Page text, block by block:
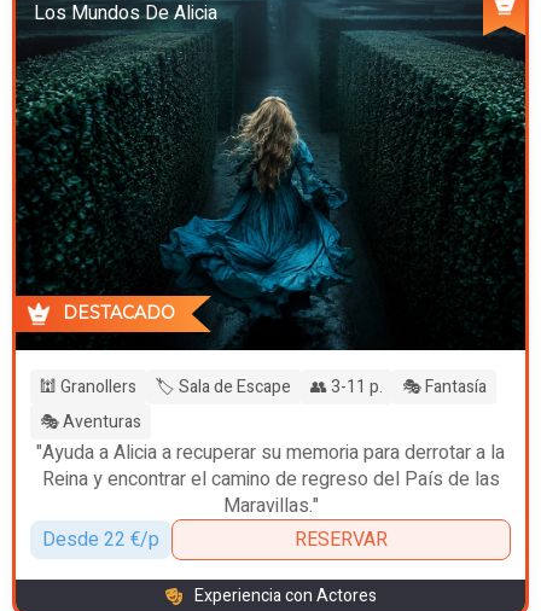
Los Mundos De Alicia
DESTACADO
🕍 Granollers 🏷️ Sala de Escape 👥 3-11 p.
🎭 Fantasía
🎭 Aventuras
"Ayuda a Alicia a recuperar su memoria para derrotar a la
Reina y encontrar el camino de regreso del País de las
Maravillas."
Desde 22 €/p
RESERVAR
Experiencia con Actores